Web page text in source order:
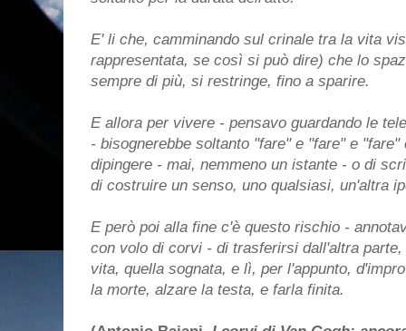
E' li che, camminando sul crinale tra la vita
rappresentata, se così si può dire) che lo
sempre di più, si restringe, fino a sparire.
E allora per vivere - pensavo guardando le
- bisognerebbe soltanto "fare" e "fare" e
dipingere - mai, nemmeno un istante - o di
di costruire un senso, uno qualsiasi, un'altra
E però poi alla fine c'è questo rischio -
con volo di corvi - di trasferirsi dall'altra
vita, quella sognata, e lì, per l'appunto,
la morte, alzare la testa, e farla finita.